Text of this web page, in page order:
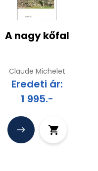
A nagy kőfal
Claude Michelet
Eredeti ár:
1 995.-